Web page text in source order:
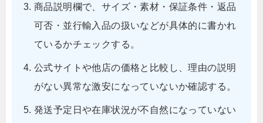
商品説明欄で、サイズ・素材・保証条件・返品
可否・並行輸入品の扱いなどが具体的に書かれ
ているかチェックする。
公式サイトや他店の価格と比較し、理由の説明
がない異常な激安になっていないか確認する。
発送予定日や在庫状況が不自然になっていない